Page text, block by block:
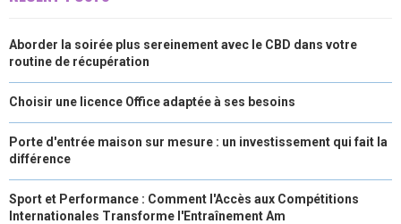
Aborder la soirée plus sereinement avec le CBD dans votre
routine de récupération
Choisir une licence Office adaptée à ses besoins
Porte d'entrée maison sur mesure : un investissement qui fait la
différence
Sport et Performance : Comment l'Accès aux Compétitions
Internationales Transforme l'Entraînement Am